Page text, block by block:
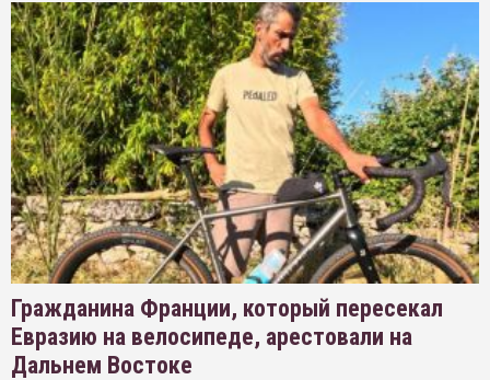
Гражданина Франции, который пересекал
Евразию на велосипеде, арестовали на
Дальнем Востоке